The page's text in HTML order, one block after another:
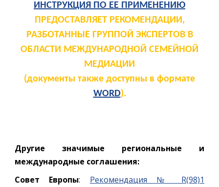
ИНСТРУКЦИЯ ПО ЕЕ ПРИМЕНЕНИЮ
ПРЕДОСТАВЛЯЕТ РЕКОМЕНДАЦИИ,
РАЗБОТАННЫЕ ГРУППОЙ ЭКСПЕРТОВ В
ОБЛАСТИ МЕЖДУНАРОДНОЙ СЕМЕЙНОЙ
МЕДИАЦИИ
(документы также доступны в формате
WORD).
Другие значимые региональные и
международные соглашения:
Совет Европы: Рекомендация № R(98)1